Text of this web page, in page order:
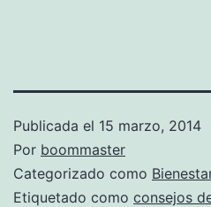
Publicada el 15 marzo, 2014
Por boommaster
Categorizado como
Etiquetado como consejos